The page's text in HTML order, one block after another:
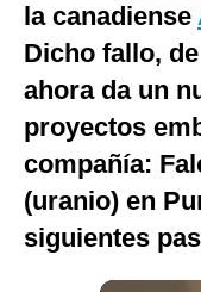
Notas Contratadas
Podcast
Videos
Fotogalerías
la canadiense
Dicho fallo,
ahora da un
proyectos
compañía:
(uranio) en
siguientes